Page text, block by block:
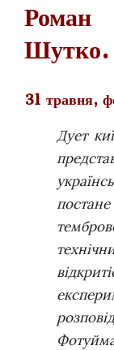
Роман
31 травня,
Дует